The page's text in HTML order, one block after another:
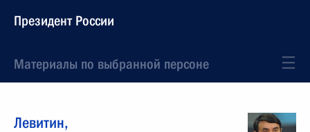
Президент России
Материалы по выбранной персоне
Левитин,